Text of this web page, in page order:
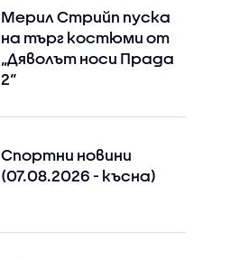
Мерил Стрийп пуска
на търг костюми от
„Дяволът носи Прада
2“
Спортни новини
(07.08.2026 - късна)